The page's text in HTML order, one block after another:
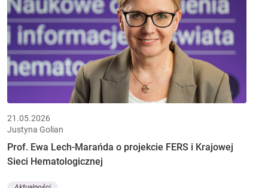
21.05.2026
Justyna Golian
Prof. Ewa Lech-Marańda o projekcie FERS i Krajowej
Sieci Hematologicznej